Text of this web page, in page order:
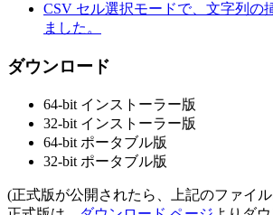
CSV セル選択モードで、文字列の
ました。
ダウンロード
64-bit インストーラー版
32-bit インストーラー版
64-bit ポータブル版
32-bit ポータブル版
(正式版が公開されたら、上記のファイル